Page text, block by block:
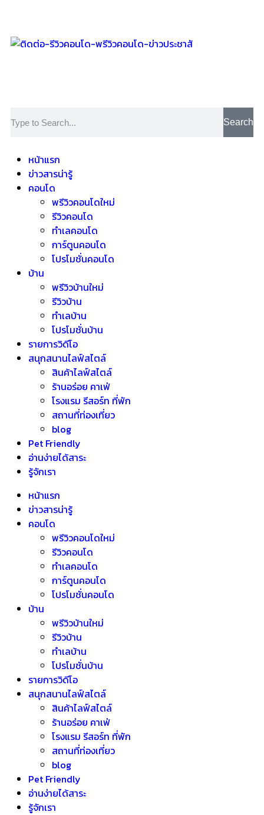
Search
หน้าแรก
ข่าวสารน่ารู้
คอนโด
พรีวิวคอนโดใหม่
รีวิวคอนโด
ทำเลคอนโด
การ์ตูนคอนโด
โปรโมชั่นคอนโด
บ้าน
พรีวิวบ้านใหม่
รีวิวบ้าน
ทำเลบ้าน
โปรโมชั่นบ้าน
รายการวิดีโอ
สนุกสนานไลฟ์สไตล์
สินค้าไลฟ์สไตล์
ร้านอร่อย คาเฟ่
โรงแรม รีสอร์ท ที่พัก
สถานที่ท่องเที่ยว
blog
Pet Friendly
อ่านง่ายได้สาระ
รู้จักเรา
หน้าแรก
ข่าวสารน่ารู้
คอนโด
พรีวิวคอนโดใหม่
รีวิวคอนโด
ทำเลคอนโด
การ์ตูนคอนโด
โปรโมชั่นคอนโด
บ้าน
พรีวิวบ้านใหม่
รีวิวบ้าน
ทำเลบ้าน
โปรโมชั่นบ้าน
รายการวิดีโอ
สนุกสนานไลฟ์สไตล์
สินค้าไลฟ์สไตล์
ร้านอร่อย คาเฟ่
โรงแรม รีสอร์ท ที่พัก
สถานที่ท่องเที่ยว
blog
Pet Friendly
อ่านง่ายได้สาระ
รู้จักเรา